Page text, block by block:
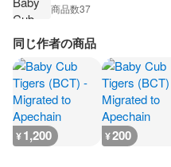
商品数37
同じ作者の商品
¥1,200 ¥200